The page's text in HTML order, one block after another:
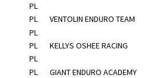
PL
PL VENTOLIN ENDURO TEAM
PL
PL KELLYS OSHEE RACING
PL
PL GIANT ENDURO ACADEMY